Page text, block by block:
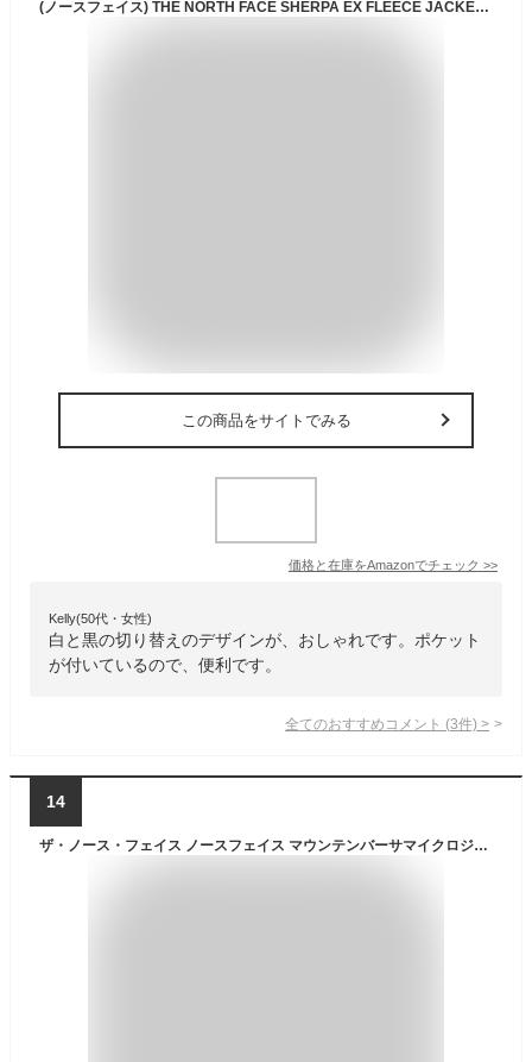
(ノースフェイス) THE NORTH FACE SHERPA EX FLEECE JACKET セルパEX フリース ジャケット [並行輸入品]
この商品をサイトでみる
価格と在庫をAmazonでチェック >>
Kelly(50代・女性)
白と黒の切り替えのデザインが、おしゃれです。ポケット
が付いているので、便利です。
全てのおすすめコメント (3件) >
14
ザ・ノース・フェイス ノースフェイス マウンテンバーサマイクロジャケット【ウィメンズ】 THE NORTH FACE Mountain Versa Micro Jacket レディース NLW72404 トップス アウター フリース 防寒 モコモコ おしゃれ キャンプ アウトドア